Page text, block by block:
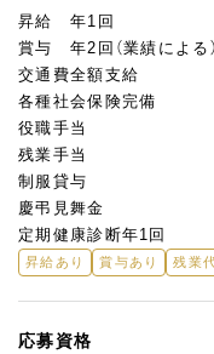
昇給 年1回
賞与 年2回（業績による）
交通費全額支給
各種社会保険完備
役職手当
残業手当
制服貸与
慶弔見舞金
定期健康診断年1回
昇給あり 賞与あり 残業
応募資格